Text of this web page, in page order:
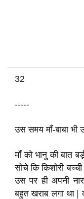
32
-----
उस समय माँ-बाबा भी
माँ को भानु की बात
सोचे कि किशोरी
उस पर ही अपनी
बहुत खराब लगा था |